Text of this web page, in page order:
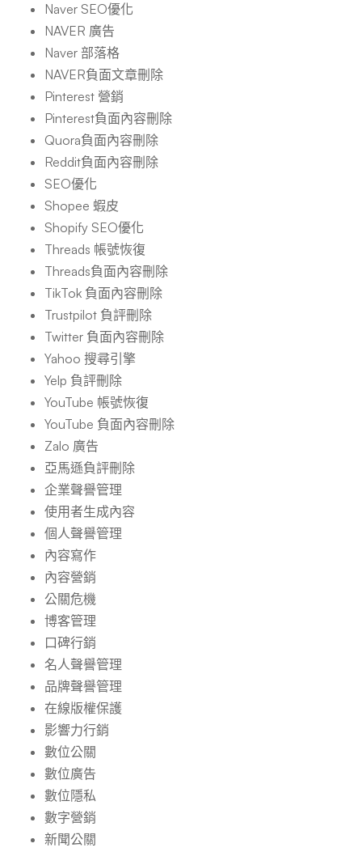
Naver SEO優化
NAVER 廣告
Naver 部落格
NAVER負面文章刪除
Pinterest 營銷
Pinterest負面內容刪除
Quora負面內容刪除
Reddit負面內容刪除
SEO優化
Shopee 蝦皮
Shopify SEO優化
Threads 帳號恢復
Threads負面內容刪除
TikTok 負面內容刪除
Trustpilot 負評刪除
Twitter 負面內容刪除
Yahoo 搜尋引擎
Yelp 負評刪除
YouTube 帳號恢復
YouTube 負面內容刪除
Zalo 廣告
亞馬遜負評刪除
企業聲譽管理
使用者生成內容
個人聲譽管理
內容寫作
內容營銷
公關危機
博客管理
口碑行銷
名人聲譽管理
品牌聲譽管理
在線版權保護
影響力行銷
數位公關
數位廣告
數位隱私
數字營銷
新聞公關